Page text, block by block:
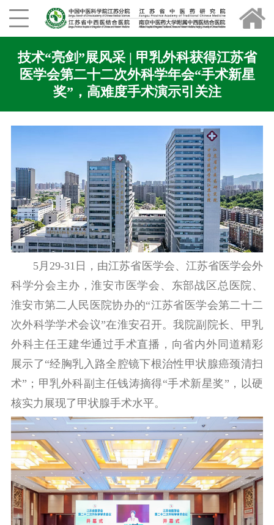
技术“亮剑”展风采 | 甲乳外科获得江苏省
医学会第二十二次外科学年会“手术新星
奖”，高难度手术演示引关注
5月29-31日，由江苏省医学会、江苏省医学会外
科学分会主办，淮安市医学会、东部战区总医院、
淮安市第二人民医院协办的“江苏省医学会第二十二
次外科学学术会议”在淮安召开。我院副院长、甲乳
外科主任王建华通过手术直播，向省内外同道精彩
展示了“经胸乳入路全腔镜下根治性甲状腺癌颈清扫
术”；甲乳外科副主任钱涛摘得“手术新星奖”，以硬
核实力展现了甲状腺手术水平。